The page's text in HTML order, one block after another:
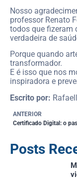
Nosso
professor Renato
todos que fizeram
verdadeira de
Porque quando
transformador.
E é isso que nos
inspiradora e
Escrito por:
ANTERIOR
Posts